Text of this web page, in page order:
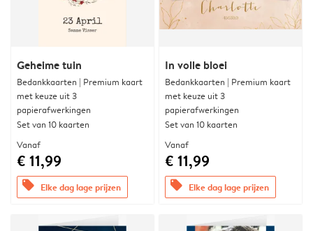
Geheime tuin
Bedankkaarten | Premium kaart
met keuze uit 3
papierafwerkingen
Set van 10 kaarten
Vanaf
€ 11,99
offers Elke dag lage prijzen
In volle bloei
Bedankkaarten | Premium kaart
met keuze uit 3
papierafwerkingen
Set van 10 kaarten
Vanaf
€ 11,99
offers Elke dag lage prijzen